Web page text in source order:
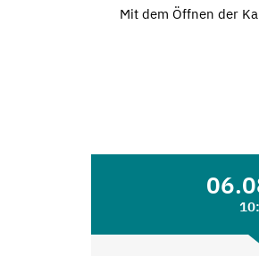
Mit dem Öffnen der